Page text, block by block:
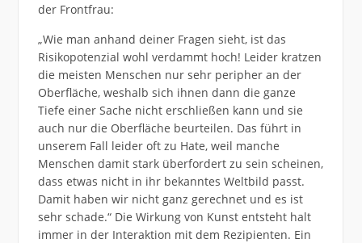
der Frontfrau:
„Wie man anhand deiner Fragen sieht, ist das
Risikopotenzial wohl verdammt hoch! Leider kratzen
die meisten Menschen nur sehr peripher an der
Oberfläche, weshalb sich ihnen dann die ganze
Tiefe einer Sache nicht erschließen kann und sie
auch nur die Oberfläche beurteilen. Das führt in
unserem Fall leider oft zu Hate, weil manche
Menschen damit stark überfordert zu sein scheinen,
dass etwas nicht in ihr bekanntes Weltbild passt.
Damit haben wir nicht ganz gerechnet und es ist
sehr schade.“ Die Wirkung von Kunst entsteht halt
immer in der Interaktion mit dem Rezipienten. Ein